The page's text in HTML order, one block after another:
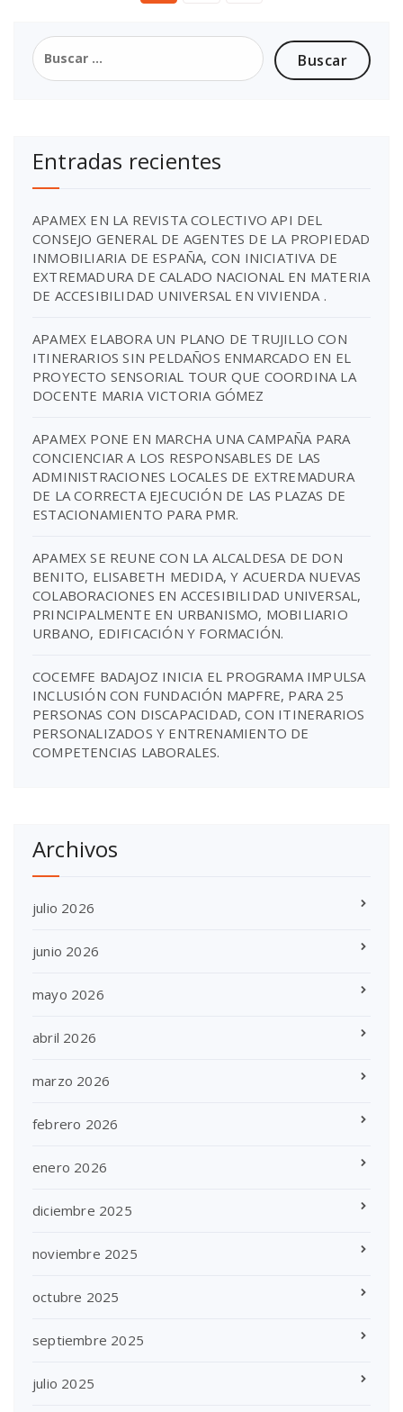
Entradas recientes
APAMEX EN LA REVISTA COLECTIVO API DEL
CONSEJO GENERAL DE AGENTES DE LA PROPIEDAD
INMOBILIARIA DE ESPAÑA, CON INICIATIVA DE
EXTREMADURA DE CALADO NACIONAL EN MATERIA
DE ACCESIBILIDAD UNIVERSAL EN VIVIENDA .
APAMEX ELABORA UN PLANO DE TRUJILLO CON
ITINERARIOS SIN PELDAÑOS ENMARCADO EN EL
PROYECTO SENSORIAL TOUR QUE COORDINA LA
DOCENTE MARIA VICTORIA GÓMEZ
APAMEX PONE EN MARCHA UNA CAMPAÑA PARA
CONCIENCIAR A LOS RESPONSABLES DE LAS
ADMINISTRACIONES LOCALES DE EXTREMADURA
DE LA CORRECTA EJECUCIÓN DE LAS PLAZAS DE
ESTACIONAMIENTO PARA PMR.
APAMEX SE REUNE CON LA ALCALDESA DE DON
BENITO, ELISABETH MEDIDA, Y ACUERDA NUEVAS
COLABORACIONES EN ACCESIBILIDAD UNIVERSAL,
PRINCIPALMENTE EN URBANISMO, MOBILIARIO
URBANO, EDIFICACIÓN Y FORMACIÓN.
COCEMFE BADAJOZ INICIA EL PROGRAMA IMPULSA
INCLUSIÓN CON FUNDACIÓN MAPFRE, PARA 25
PERSONAS CON DISCAPACIDAD, CON ITINERARIOS
PERSONALIZADOS Y ENTRENAMIENTO DE
COMPETENCIAS LABORALES.
Archivos
julio 2026
junio 2026
mayo 2026
abril 2026
marzo 2026
febrero 2026
enero 2026
diciembre 2025
noviembre 2025
octubre 2025
septiembre 2025
julio 2025